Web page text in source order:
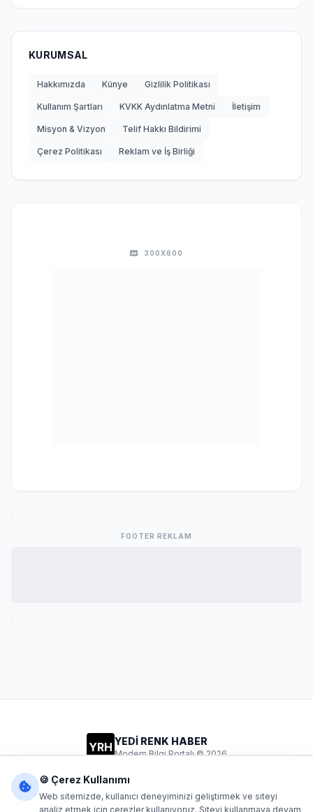
KURUMSAL
Hakkımızda Künye Gizlilik Politikası
Kullanım Şartları KVKK Aydınlatma Metni İletişim
Misyon & Vizyon Telif Hakkı Bildirimi
Çerez Politikası Reklam ve İş Birliği
300X600
FOOTER REKLAM
YRH YEDİ RENK HABER
Modern Bilgi Portalı © 2026
🍪 Çerez Kullanımı
Web sitemizde, kullanıcı deneyiminizi geliştirmek ve siteyi
analiz etmek için çerezler kullanıyoruz. Siteyi kullanmaya devam